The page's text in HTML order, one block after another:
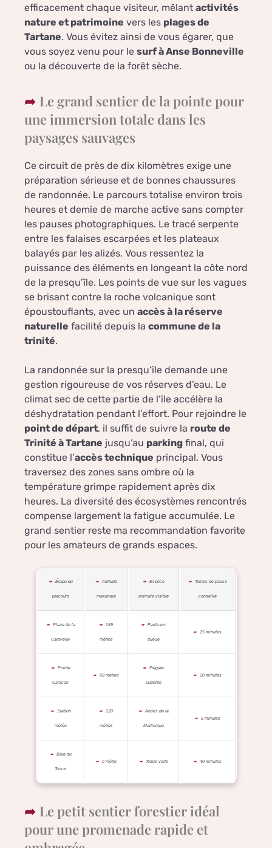
efficacement chaque visiteur, mêlant activités
nature et patrimoine vers les plages de
Tartane. Vous évitez ainsi de vous égarer, que
vous soyez venu pour le surf à Anse Bonneville
ou la découverte de la forêt sèche.
Le grand sentier de la pointe pour
une immersion totale dans les
paysages sauvages
Ce circuit de près de dix kilomètres exige une
préparation sérieuse et de bonnes chaussures
de randonnée. Le parcours totalise environ trois
heures et demie de marche active sans compter
les pauses photographiques. Le tracé serpente
entre les falaises escarpées et les plateaux
balayés par les alizés. Vous ressentez la
puissance des éléments en longeant la côte nord
de la presqu’île. Les points de vue sur les vagues
se brisant contre la roche volcanique sont
époustouflants, avec un accès à la réserve
naturelle facilité depuis la commune de la
trinité.
La randonnée sur la presqu’île demande une
gestion rigoureuse de vos réserves d’eau. Le
climat sec de cette partie de l’île accélère la
déshydratation pendant l’effort. Pour rejoindre le
point de départ, il suffit de suivre la route de
Trinité à Tartane jusqu’au parking final, qui
constitue l’accès technique principal. Vous
traversez des zones sans ombre où la
température grimpe rapidement après dix
heures. La diversité des écosystèmes rencontrés
compense largement la fatigue accumulée. Le
grand sentier reste ma recommandation favorite
pour les amateurs de grands espaces.
Étape du
parcours
Altitude
maximale
Espèce
animale visible
Temps de pause
conseillé
Phare de la
Caravelle
149
mètres
Paille-en-
queue
15 minutes
Pointe
Caracoli
60 mètres
Frégate
superbe
10 minutes
Station
météo
120
mètres
Anolis de la
Martinique
5 minutes
Baie du
Trésor
0 mètre Tortue verte 40 minutes
Le petit sentier forestier idéal
pour une promenade rapide et